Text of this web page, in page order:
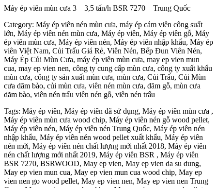
Máy ép viên mùn cưa 3 – 3,5 tấn/h BSR 7270 – Trung Quốc
Category: Máy ép viên nén mùn cưa, máy ép cám viên công suất
lớn, Máy ép viên nén mùn cưa, Máy ép viên, Máy ép viên gỗ, Máy
ép viên mùn cưa, Máy ép viên nén, Máy ép viên nhập khẩu, Máy ép
viên Việt Nam, Củi Trấu Giá Rẻ, Viên Nén, Bếp Đun Viên Nén,
Máy Ép Củi Mùn Cưa, máy ép viên mùn cưa, may ep vien mun
cua, may ep vien nen, công ty cung cấp mùn cưa, công ty xuất khẩu
mùn cưa, công ty sản xuất mùn cưa, mùn cưa, Củi Trấu, Củi Mùn
cưa dăm bào, củi mùn cưa, viên nén mùn cưa, dăm gỗ, mùn cưa
dăm bào, viên nén trấu viên nén gỗ, viên nén trấu
Tags: Máy ép viên, Máy ép viên đã sử dụng, Máy ép viên mùn cưa ,
Máy ép viên mùn cưa wood chip, Máy ép viên nén gỗ wood pellet,
Máy ép viên nén, Máy ép viên nén Trung Quốc, Máy ép viên nén
nhập khẩu, Máy ép viên nén wood pellet xuất khẩu, Máy ép viên
nén mới, Máy ép viên nén chất lượng mới nhất 2018, Máy ép viên
nén chất lượng mới nhất 2019, Máy ép viên BSR , Máy ép viên
BSR 7270, BSRWOOD, May ep vien, May ep vien da su dung,
May ep vien mun cua, May ep vien mun cua wood chip, May ep
vien nen go wood pellet, May ep vien nen, May ep vien nen Trung